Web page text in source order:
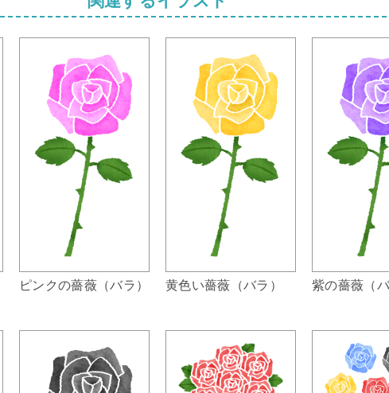
ピンクの薔薇（バラ） 黄色い薔薇（バラ） 紫の薔薇（